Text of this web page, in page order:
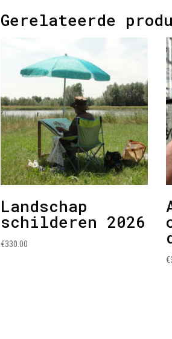
Gerelateerde
Landschap
schilderen 2026
€330.00
€